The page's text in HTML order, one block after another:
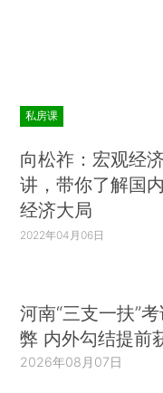
私房课
向松祚：宏观经
讲，带你了解国
经济大局
2022年04月06日
河南“三支一扶”
弊 内外勾结提前
2026年08月07日